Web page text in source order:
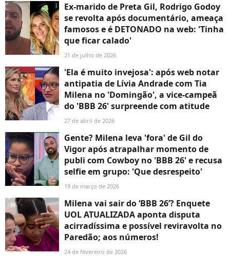
Ex-marido de Preta Gil, Rodrigo Godoy
se revolta após documentário, ameaça
famosos e é DETONADO na web: 'Tinha
que ficar calado'
21 de julho de 2026
'Ela é muito invejosa': após web notar
antipatia de Lívia Andrade com Tia
Milena no 'Domingão', a vice-campeã
do 'BBB 26' surpreende com atitude
27 de abril de 2026
Gente? Milena leva 'fora' de Gil do
Vigor após atrapalhar momento de
publi com Cowboy no 'BBB 26' e recusa
selfie em grupo: 'Que desrespeito'
19 de março de 2026
Milena vai sair do ‘BBB 26’? Enquete
UOL ATUALIZADA aponta disputa
acirradíssima e possível reviravolta no
Paredão; aos números!
24 de fevereiro de 2026